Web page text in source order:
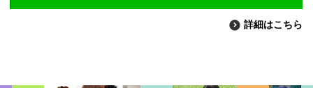
詳細はこちら